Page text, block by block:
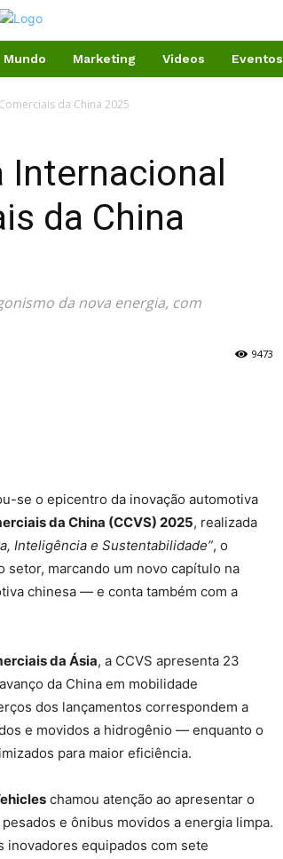
Mundo Marketing Videos Eventos
da China 2025
Internacional
da China
da nova energia, com
9473
se o epicentro da inovação automotiva
da China (CCVS) 2025, realizada
Inteligência e Sustentabilidade”, o
marcando um novo capítulo na
chinesa — e conta também com a
da Ásia, a CCVS apresenta 23
da China em mobilidade
dos lançamentos correspondem a
e movidos a hidrogênio — enquanto o
para maior eficiência.
chamou atenção ao apresentar o
e ônibus movidos a energia limpa.
inovadores equipados com sete